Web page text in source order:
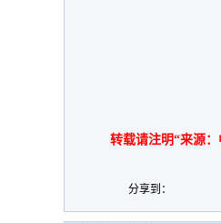
转载请注明“来源：
分享到：